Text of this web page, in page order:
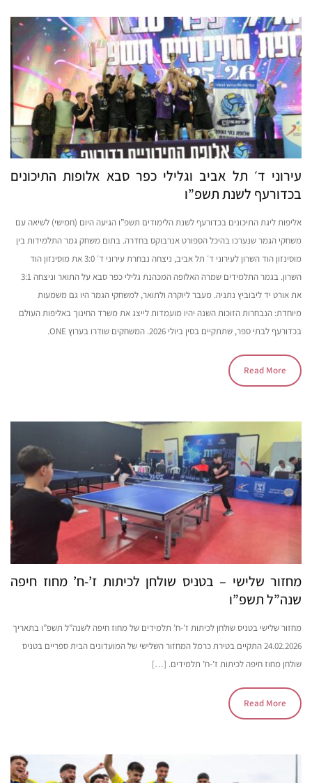
עירוני ד׳ תל אביב וגלילי כפר סבא אלופות התיכונים
בכדורעף לשנת תשפ”ו
אליפות ליגת התיכונים בכדורעף לשנת הלימודים תשפ”ו הגיעה היום (חמישי) לשיאה עם
משחקי הגמר שנערכו בהיכל הספורט אנרבוקס בחדרה. בתום משחק גמר התלמידות בין
מוסינזון הוד השרון לעירוני ד׳ תל אביב, ניצחה נבחרת עירוני ד׳ 3:0 את מוסינזון הוד
השרון. בגמר התלמידים שמרה האלופה המכהנת גלילי כפר סבא על התואר וניצחה 3:1
את אורט יד ליבוביץ נתניה. מעבר ליוקרה ולתואר, למשחקי הגמר היו גם משמעות
מיוחדת: הנבחרות הזוכות השנה יהיו מועמדות לייצג את משרד החינוך באליפות העולם
בכדורעף לבתי ספר, שתתקיים בסין ביולי 2026. המשחקים שודרו בערוץ ONE.
Read More
מחזור שלישי – בטניס שולחן לכיתות ז’-ח’ מחוז חיפה
שנה”ל תשפ”ו
מחזור שלישי בטניס שולחן לכיתות ז’-ח’ תלמידים של מחוז חיפה לשנה”ל תשפ”ו בתאריך
24.02.2026 התקיים בטירת כרמל המחזור השלישי של המועדונים הבית ספריים בטניס
שולחן מחוז חיפה לכיתות ז’-ח’ תלמידים. […]
Read More